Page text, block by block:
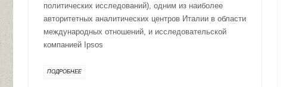
политических исследований), одним из наиболее
авторитетных аналитических центров Италии в области
международных отношений, и исследовательской
компанией Ipsos
ПОДРОБНЕЕ